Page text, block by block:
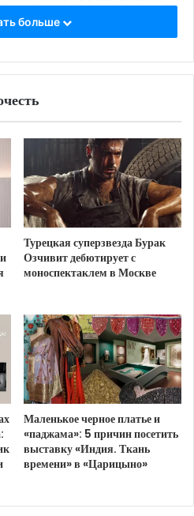
стебле, высота стебля
ста пятидесяти см.
в зонтики, диаметр
см. Лепестки имеют
у каждой хозяйки под
очень популярен на кухне
и во вторые блюда,
укропа добавляют в
используют призасолке
не заканчивается.
больше
Турецкая суперзвезда Бурак
Озчивит дебютирует с
моноспектаклем в Москве
Маленькое черное платье и
«паджама»: 5 причин посетить
выставку «Индия. Ткань
времени» в «Царицыно»